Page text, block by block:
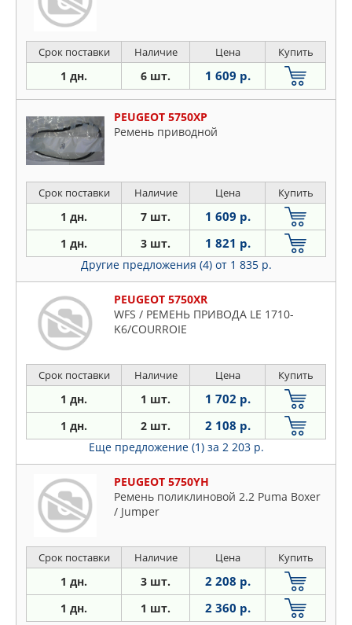
Срок поставки Наличие Цена Купить
1 дн. 6 шт. 1 609 р.
PEUGEOT 5750XP
Ремень приводной
Срок поставки Наличие Цена Купить
1 дн. 7 шт. 1 609 р.
1 дн. 3 шт. 1 821 р.
Другие предложения (4) от 1 835 р.
PEUGEOT 5750XR
WFS / РЕМЕНЬ ПРИВОДА LE 1710-
K6/COURROIE
Срок поставки Наличие Цена Купить
1 дн. 1 шт. 1 702 р.
1 дн. 2 шт. 2 108 р.
Еще предложение (1) за 2 203 р.
PEUGEOT 5750YH
Ремень поликлиновой 2.2 Puma Boxer
/ Jumper
Срок поставки Наличие Цена Купить
1 дн. 3 шт. 2 208 р.
1 дн. 1 шт. 2 360 р.